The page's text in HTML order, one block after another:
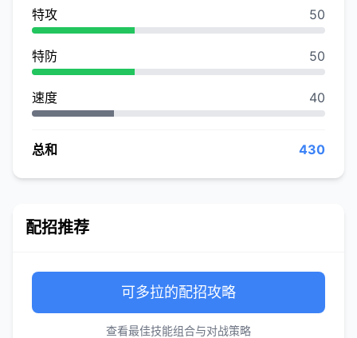
特攻 50
特防 50
速度 40
总和 430
配招推荐
可多拉的配招攻略
查看最佳技能组合与对战策略